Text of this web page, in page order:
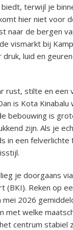
terwijl je
hier niet voor
naar de bergen
vismarkt bij
druk, luid en
rust, stilte en
is Kota
bebouwing is
zijn. Als je
in een
je doorgaans
(BKI). Reken op
2026
met welke
centrum stabiel